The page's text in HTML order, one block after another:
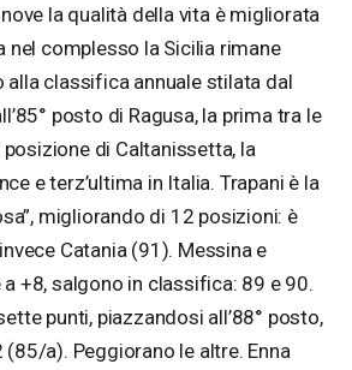
la qualità della vita è migliorata
nel complesso la Sicilia rimane
alla classifica annuale stilata dal
posto di Ragusa, la prima tra le
di Caltanissetta, la
e terz’ultima in Italia. Trapani è la
migliorando di 12 posizioni: è
Catania (91). Messina e
+8, salgono in classifica: 89 e 90.
punti, piazzandosi all’88° posto,
(85/a). Peggiorano le altre. Enna